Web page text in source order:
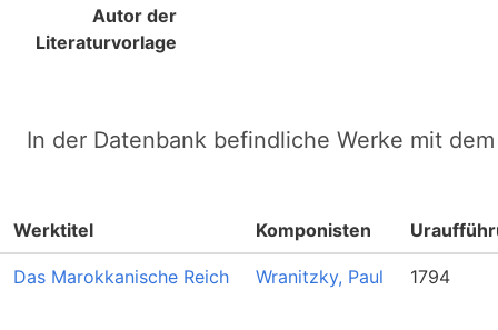
Autor der
Literaturvorlage
In der Datenbank befindliche Werke mit
Werktitel Komponisten
Das Marokkanische Reich Wranitzky, Paul 1794